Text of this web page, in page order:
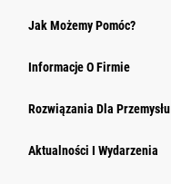
Jak Możemy Pomóc?
Informacje O Firmie
Rozwiązania Dla Przemysłu
Aktualności I Wydarzenia